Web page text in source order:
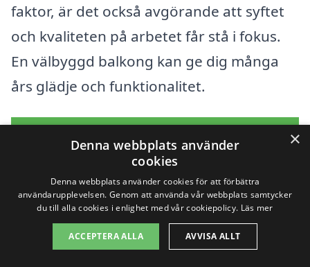
faktor, är det också avgörande att syftet
och kvaliteten på arbetet får stå i fokus.
En välbyggd balkong kan ge dig många
års glädje och funktionalitet.
Få 3 erbjudanden, gratis och utan
Sök efter en
×
Denna webbplats använder
cookies
Denna webbplats använder cookies för att förbättra
användarupplevelsen. Genom att använda vår webbplats samtycker
du till alla cookies i enlighet med vår cookiepolicy. Läs mer
ACCEPTERA ALLA AVVISA ALLT